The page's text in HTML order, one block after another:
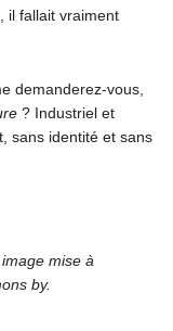
il fallait vraiment
demanderez-vous,
? Industriel et
sans identité et sans
mise à
by.